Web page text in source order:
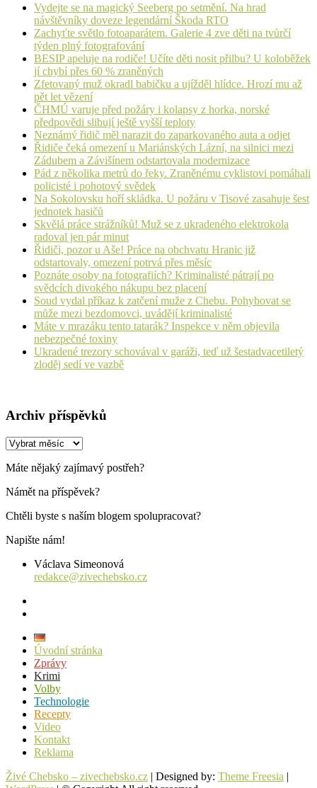
Vydejte se na magický Seeberg po setmění. Na hrad
návštěvníky doveze legendární Škoda RTO
Zachyťte světlo fotoaparátem. Galerie 4 zve děti na tvůrčí
týden plný fotografování
BESIP apeluje na rodiče! Učíte děti nosit přilbu? U koloběžek
jí chybí přes 60 % zraněných
Zfetovaný muž okradl babičku a ujížděl hlídce. Hrozí mu až
pět let vězení
ČHMÚ varuje před požáry i kolapsy z horka, norské
předpovědi slibují ještě vyšší teploty
Neznámý řidič měl narazit do zaparkovaného auta a odjet
Řidiče čeká omezení u Mariánských Lázní, na silnici mezi
Zádubem a Závišínem odstartovala modernizace
Pád z několika metrů do řeky. Zraněnému cyklistovi pomáhali
policisté i pohotový svědek
Na Sokolovsku hoří skládka. U požáru v Tisové zasahuje šest
jednotek hasičů
Skvělá práce strážníků! Muž se z ukradeného elektrokola
radoval jen pár minut
Řidiči, pozor u Aše! Práce na obchvatu Hranic již
odstartovaly, omezení potrvá přes měsíc
Poznáte osoby na fotografiích? Kriminalisté pátrají po
svědcích divokého nákupu bez placení
Soud vydal příkaz k zatčení muže z Chebu. Pohybovat se
může mezi bezdomovci, uvádějí kriminalisté
Máte v mrazáku tento tatarák? Inspekce v něm objevila
nebezpečné toxiny
Ukradené trezory schovával v garáži, teď už šestadvacetiletý
zloděj sedí ve vazbě
Archiv příspěvků
Archiv
Máte nějaký zajímavý postřeh?
Námět na příspěvek?
Chtěli byste s naším blogem spolupracovat?
Napište nám!
Václava Simeonová
redakce@zivechebsko.cz
Úvodní stránka
Zprávy
Krimi
Volby
Technologie
Recepty
Video
Kontakt
Reklama
Živé Chebsko – zivechebsko.cz | Designed by: Theme Freesia |